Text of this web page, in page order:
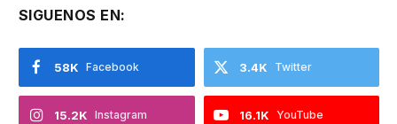
SIGUENOS EN:
Facebook
58K Twitter
3.4K
Instagram
15.2K YouTube
16.1K